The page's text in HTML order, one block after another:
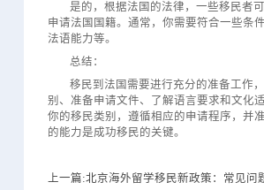
是的，根据法国的法律，一些移民者
申请法国国籍。通常，你需要符合一些条
法语能力等。
总结：
移民到法国需要进行充分的准备工作
别、准备申请文件、了解语言要求和文化
你的移民类别，遵循相应的申请程序，并
的能力是成功移民的关键。
上一篇:北京海外留学移民新政策：常见问